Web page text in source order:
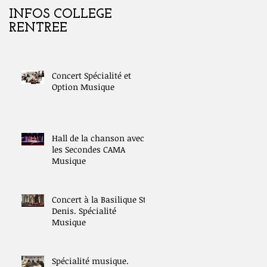
INFOS COLLEGE
RENTREE
Concert Spécialité et
Option Musique
Hall de la chanson avec
les Secondes CAMA
Musique
Concert à la Basilique St
Denis. Spécialité
Musique
Spécialité musique.